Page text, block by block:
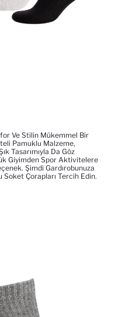
Ve Stilin Mükemmel Bir
Pamuklu Malzeme,
Tasarımıyla Da Göz
Giyimden Spor Aktivitelere
Şimdi Gardırobunuza
Çorapları Tercih Edin.